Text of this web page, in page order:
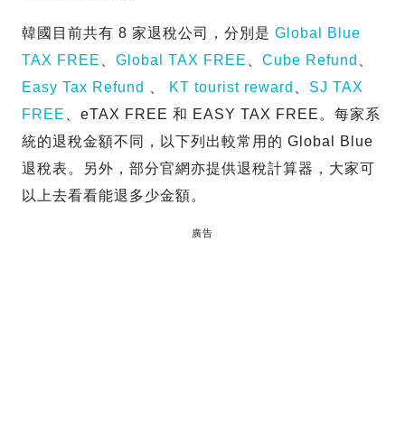
韓國目前共有 8 家退稅公司，分別是 Global Blue
TAX FREE
Global TAX FREE Cube Refund
Easy Tax Refund
KT tourist reward
SJ TAX
FREE
、eTAX FREE 和 EASY TAX FREE。每家系
統的退稅金額不同，以下列出較常用的 Global Blue
退稅表。另外，部分官網亦提供退稅計算器，大家可
以上去看看能退多少金額。
廣告